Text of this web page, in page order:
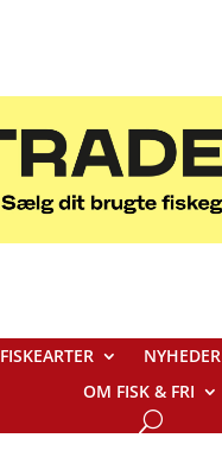
FISKEARTER NYHEDER
OM FISK & FRI